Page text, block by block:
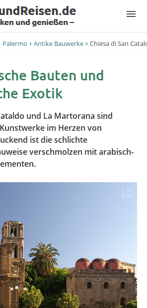
menu
Palermo Antike Bauwerke Chiesa di San
Bauten und
Exotik
und La Martorana sind
im Herzen von
ist die schlichte
verschmolzen mit arabisch-